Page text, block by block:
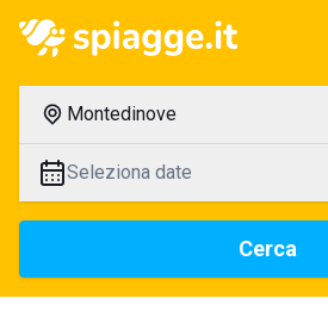
Montedinove
Seleziona date
Cerca